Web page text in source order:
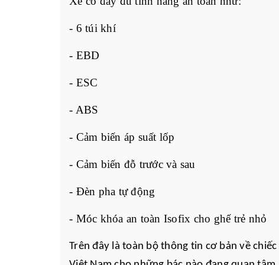
- 6 túi khí
- EBD
- ESC
- ABS
- Cảm biến áp suất lốp
- Cảm biến đỗ trước và sau
- Đèn pha tự động
- Móc khóa an toàn Isofix cho ghế trẻ nhỏ
Trên đây là toàn bộ thông tin cơ bản về chiếc